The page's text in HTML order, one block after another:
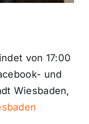
von 17:00
und
Wiesbaden,